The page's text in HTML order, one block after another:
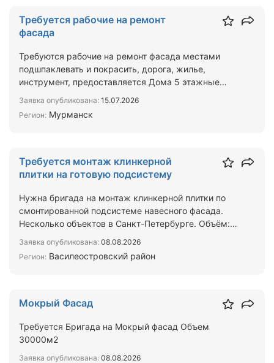
Требуется рабочие на ремонт
фасада
Требуются рабочие на ремонт фасада местами
подшпаклевать и покрасить, дорога, жилье,
инструмент, предоставляется Дома 5 этажные
Заявка опубликована: 15.07.2026
Регион: Мурманск
Требуется монтаж клинкерной
плитки на готовую подсистему
Нужна бригада на монтаж клинкерной плитки по
смонтированной подсистеме навесного фасада.
Несколько объектов в Санкт-Петербурге. Объём:
Заявка опубликована: 08.08.2026
Регион: Василеостровский район
Мокрый Фасад
Требуется Бригада на Мокрый фасад Объем
30000м2
Заявка опубликована: 08.08.2026